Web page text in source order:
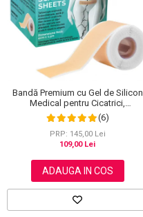
Bandă Premium cu Gel de Silicon
Medical pentru Cicatrici,
Reutilizabilă, NOVA KISS®, 4 cm x
1.5 m
(6)
PRP: 145,00 Lei
109,00 Lei
ADAUGA IN COS